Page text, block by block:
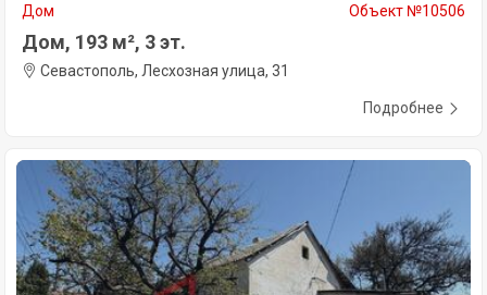
Дом Объект №10506
Дом, 193 м², 3 эт.
Севастополь, Лесхозная улица, 31
Подробнее